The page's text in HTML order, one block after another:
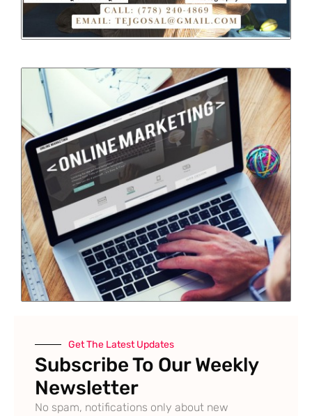
Get The Latest Updates
Subscribe To Our Weekly
Newsletter
No spam, notifications only about new